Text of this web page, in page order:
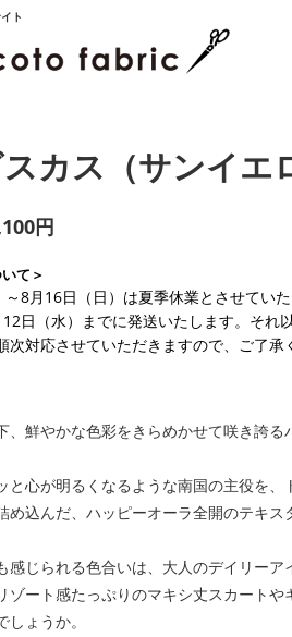
ト
カス（サンイエ
円
て＞
8月16日（日）は夏季休業とさせていた
日（水）までに発送いたします。それ
次対応させていただきますので、ご了承
、鮮やかな色彩をきらめかせて咲き誇る
と心が明るくなるような南国の主役を
め込んだ、ハッピーオーラ全開のテキス
感じられる色合いは、大人のデイリーア
ゾート感たっぷりのマキシ丈スカート
ょうか。